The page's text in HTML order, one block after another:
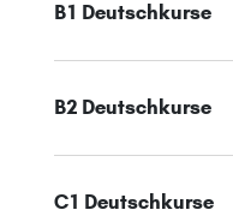
B1 Deutschkurse
B2 Deutschkurse
C1 Deutschkurse